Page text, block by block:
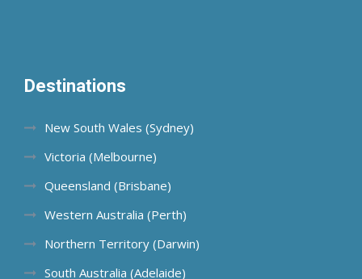
Destinations
New South Wales (Sydney)
Victoria (Melbourne)
Queensland (Brisbane)
Western Australia (Perth)
Northern Territory (Darwin)
South Australia (Adelaide)